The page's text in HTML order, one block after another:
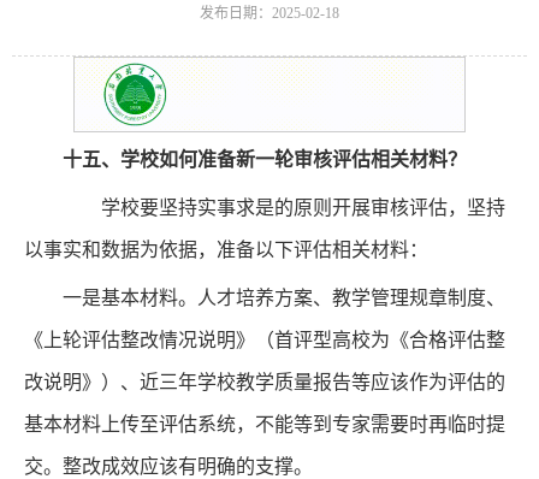
发布日期：2025-02-18
十五、 学校如何准备新一轮审核评估相关材料？
学校要坚持实事求是的原则开展审核评估，坚持
以事实和数据为依据，准备以下评估相关材料：
一是基本材料。人才培养方案、教学管理规章制度、
《上轮评估整改情况说明》（首评型高校为《合格评估整
改说明》）、近三年学校教学质量报告等应该作为评估的
基本材料上传至评估系统，不能等到专家需要时再临时提
交。整改成效应该有明确的支撑。